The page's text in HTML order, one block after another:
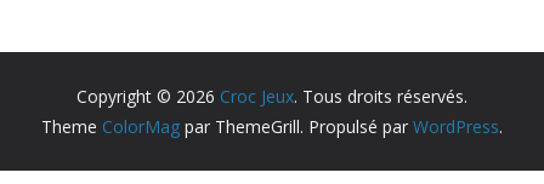
Copyright © 2026 Croc Jeux. Tous droits réservés.
Theme ColorMag par ThemeGrill. Propulsé par WordPress.